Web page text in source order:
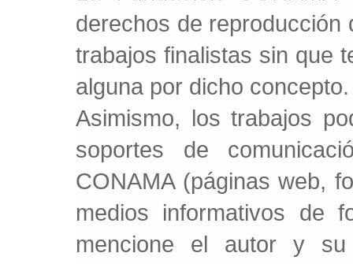
derechos de reproducción
trabajos finalistas sin que
alguna por dicho concepto.
Asimismo, los trabajos
soportes de
CONAMA (páginas web,
medios informativos de
mencione el autor y